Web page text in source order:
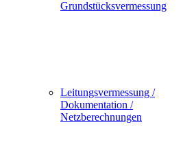
Grundstücksvermessung
Leitungsvermessung /
Dokumentation /
Netzberechnungen